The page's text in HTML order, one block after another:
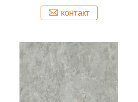
контакт